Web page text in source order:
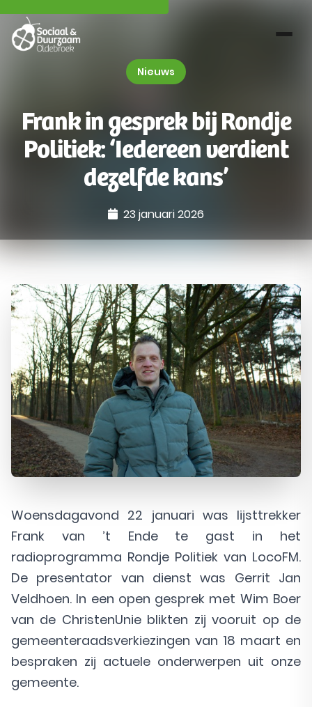
Nieuws
Frank in gesprek bij Rondje
Politiek: ‘Iedereen verdient
dezelfde kans’
23 januari 2026
Woensdagavond 22 januari was lijsttrekker
Frank van ’t Ende te gast in het
radioprogramma Rondje Politiek van LocoFM.
De presentator van dienst was Gerrit Jan
Veldhoen. In een open gesprek met Wim Boer
van de ChristenUnie blikten zij vooruit op de
gemeenteraadsverkiezingen van 18 maart en
bespraken zij actuele onderwerpen uit onze
gemeente.